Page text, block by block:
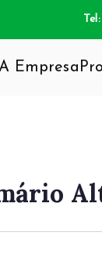
Tel:
do
Empresa